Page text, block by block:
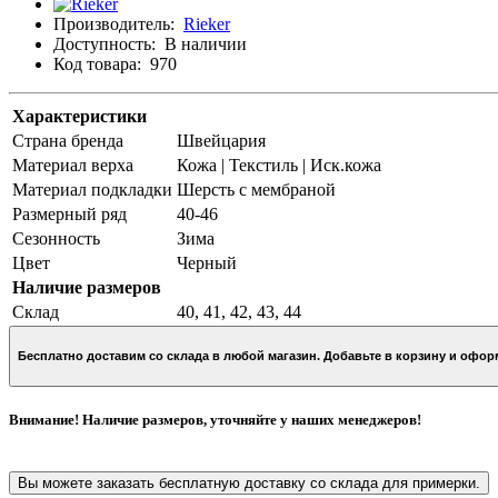
Производитель: Rieker
Доступность: В наличии
Код товара: 970
Характеристики
Страна бренда
Швейцария
Материал верха
Кожа | Текстиль | Иск.кожа
Материал подкладки Шерсть с мембраной
Размерный ряд
40-46
Сезонность
Зима
Цвет
Черный
Наличие размеров
Склад
40, 41, 42, 43, 44
Бесплатно доставим со склада в любой магазин. Добавьте в
Внимание! Наличие размеров, уточняйте у наших менеджеров!
Вы можете заказать бесплатную доставку со склада для примерки.